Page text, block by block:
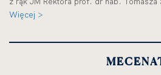
Więcej >